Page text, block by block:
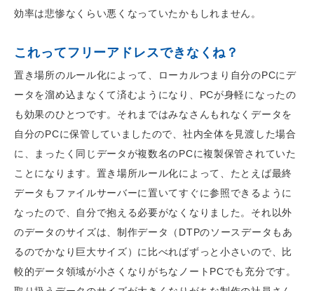
効率は悲惨なくらい悪くなっていたかもしれません。
これってフリーアドレスできなくね？
置き場所のルール化によって、ローカルつまり自分のPCにデ
ータを溜め込まなくて済むようになり、PCが身軽になったの
も効果のひとつです。それまではみなさんもれなくデータを
自分のPCに保管していましたので、社内全体を見渡した場合
に、まったく同じデータが複数名のPCに複製保管されていた
ことになります。置き場所ルール化によって、たとえば最終
データもファイルサーバーに置いてすぐに参照できるように
なったので、自分で抱える必要がなくなりました。それ以外
のデータのサイズは、制作データ（DTPのソースデータもあ
るのでかなり巨大サイズ）に比べればずっと小さいので、比
較的データ領域が小さくなりがちなノートPCでも充分です。